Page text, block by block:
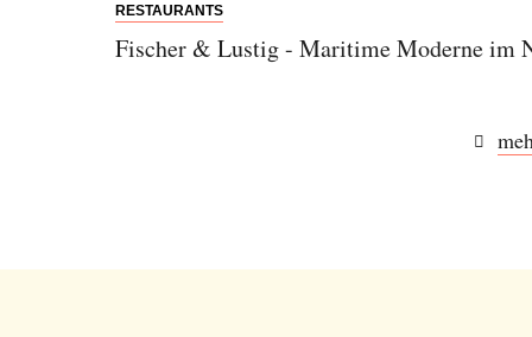
RESTAURANTS
Fischer & Lustig - Maritime Moderne im